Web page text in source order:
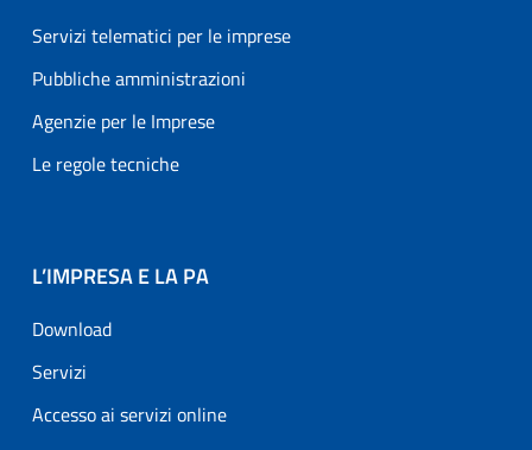
Servizi telematici per le imprese
Pubbliche amministrazioni
Agenzie per le Imprese
Le regole tecniche
L’IMPRESA E LA PA
Download
Servizi
Accesso ai servizi online